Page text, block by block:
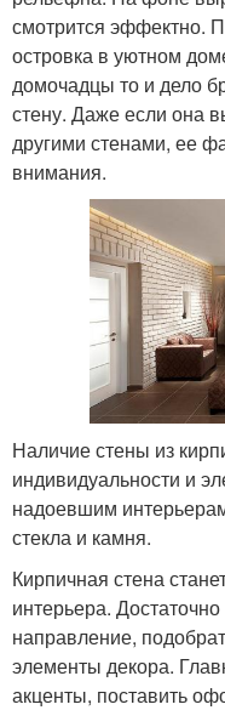
смотрится эффектно.
островка в уютном
домочадцы то и дело
стену. Даже если она
другими стенами, ее
внимания.
Наличие стены из
индивидуальности и
надоевшим
стекла и камня.
Кирпичная стена
интерьера.
направление,
элементы декора.
акценты, поставить